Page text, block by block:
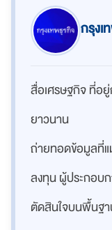
กรุงเ
สื่อเศรษฐกิจ ที่อ
ยาวนาน
ถ่ายทอดข้อมูลที่
ลงทุน ผู้ประกอบ
ตัดสินใจบนพื้นฐา